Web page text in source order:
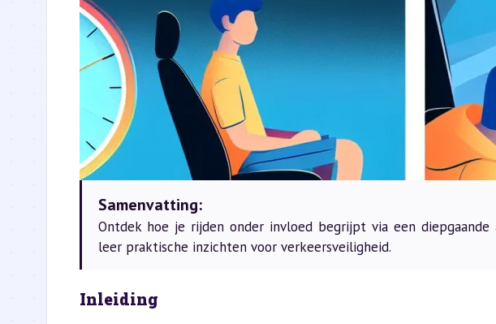
Samenvatting:
Ontdek hoe je rijden onder invloed begrijpt via een
leer praktische inzichten voor verkeersveiligheid.
Inleiding